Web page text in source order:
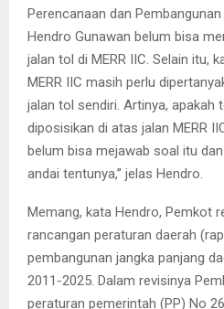
Perencanaan dan
Hendro Gunawan belum bisa
jalan tol di MERR IIC. Selain itu,
MERR IIC masih perlu
jalan tol sendiri. Artinya, apakah
diposisikan di atas jalan MERR
belum bisa mejawab soal itu
andai tentunya,” jelas Hendro.
Memang, kata Hendro, Pemkot
rancangan peraturan daerah
pembangunan jangka panjang
2011-2025. Dalam revisinya
peraturan pemerintah (PP) No